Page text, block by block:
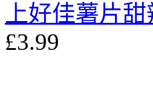
上好佳薯片
£3.99